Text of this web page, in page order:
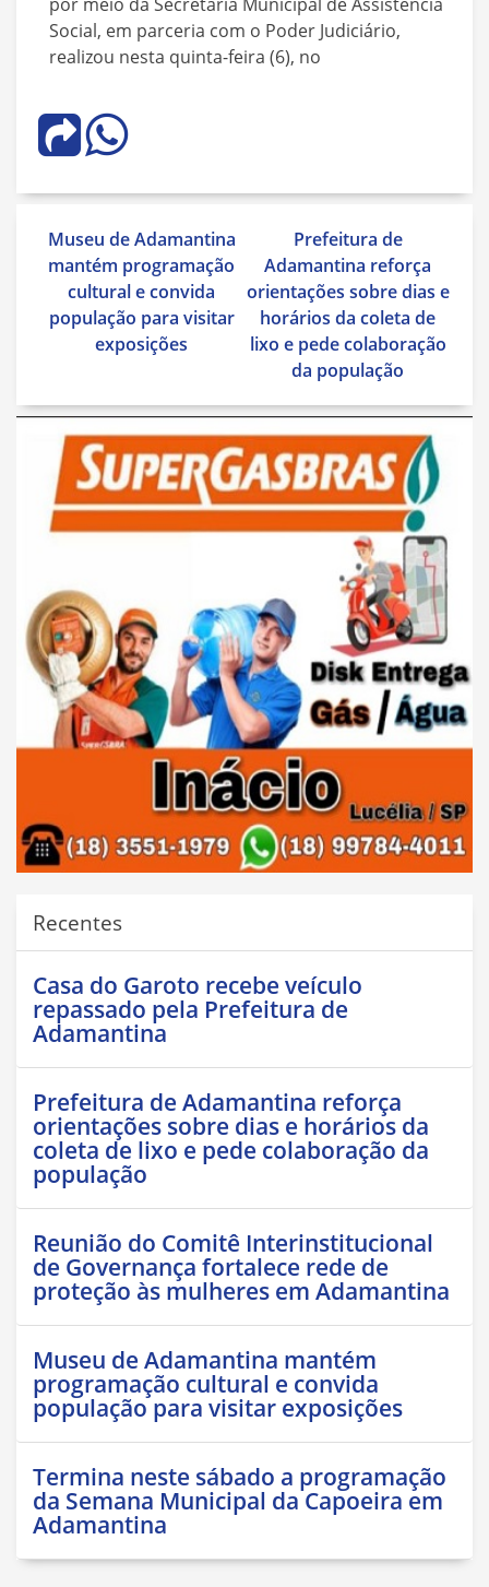
Social, em parceria com o Poder Judiciário,
realizou nesta quinta-feira (6), no
Navegação
de
Post
Museu de Adamantina
mantém programação
cultural e convida
população para visitar
exposições
Prefeitura de
Adamantina reforça
orientações sobre dias e
horários da coleta de
lixo e pede colaboração
da população
Recentes
Casa do Garoto recebe veículo
repassado pela Prefeitura de
Adamantina
Prefeitura de Adamantina reforça
orientações sobre dias e horários da
coleta de lixo e pede colaboração da
população
Reunião do Comitê Interinstitucional
de Governança fortalece rede de
proteção às mulheres em Adamantina
Museu de Adamantina mantém
programação cultural e convida
população para visitar exposições
Termina neste sábado a programação
da Semana Municipal da Capoeira em
Adamantina